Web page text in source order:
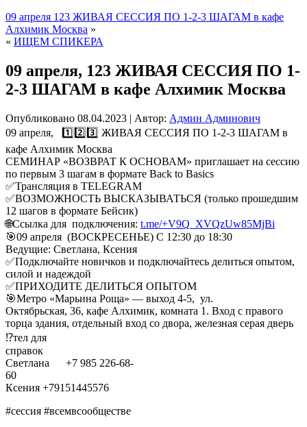
09 апреля 123 ЖИВАЯ СЕССИЯ ПО 1-2-3 ШАГАМ в кафе
Алхимик Москва »
« ИЩЕМ СПИКЕРА
09 апреля, 123 ЖИВАЯ СЕССИЯ ПО 1-
2-3 ШАГАМ в кафе Алхимик Москва
Опубликовано 08.04.2023 | Автор: Админ Админович
09 апреля, 1️⃣2️⃣3️⃣ ЖИВАЯ СЕССИЯ ПО 1-2-3 ШАГАМ в
кафе Алхимик Москва
СЕМИНАР «ВОЗВРАТ К ОСНОВАМ» приглашает на сессию
по первым 3 шагам в формате Back to Basics
✅Трансляция в TELEGRAM
✅ВОЗМОЖНОСТЬ ВЫСКАЗЫВАТЬСЯ (только прошедшим
12 шагов в формате Бейсик)
🌐Ссылка для подключения: t.me/+V9Q_XVQzUw85MjBi
🎯09 апреля (ВОСКРЕСЕНЬЕ) С 12:30 до 18:30
Ведущие: Светлана, Ксения
✅Подключайте новичков и подключайтесь делиться опытом,
силой и надеждой
✅ПРИХОДИТЕ ДЕЛИТЬСЯ ОПЫТОМ
🎯Метро «Марьина Роща» — выход 4-5, ул.
Октябрьская, 36, кафе Алхимик, комната 1. Вход с правого
торца здания, отдельный вход со двора, железная серая дверь
⁉️тел для
Светлана +7 985 226-68-
Ксения +79151445576
#сессия #всемвсообществе